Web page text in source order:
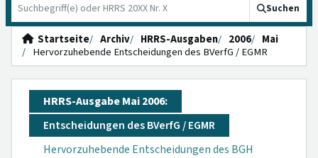
Suchen
Startseite Archiv HRRS-Ausgaben 2006
Mai
Hervorzuhebende Entscheidungen des BVerfG / EGMR
HRRS-Ausgabe Mai 2006:
Entscheidungen des BVerfG / EGMR
Hervorzuhebende Entscheidungen des BGH